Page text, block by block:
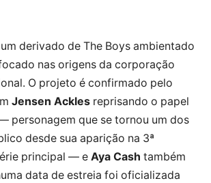
derivado de The Boys ambientado
nas origens da corporação
O projeto é confirmado pelo
Jensen Ackles reprisando o papel
personagem que se tornou um dos
desde sua aparição na 3ª
principal — e Aya Cash também
data de estreia foi oficializada